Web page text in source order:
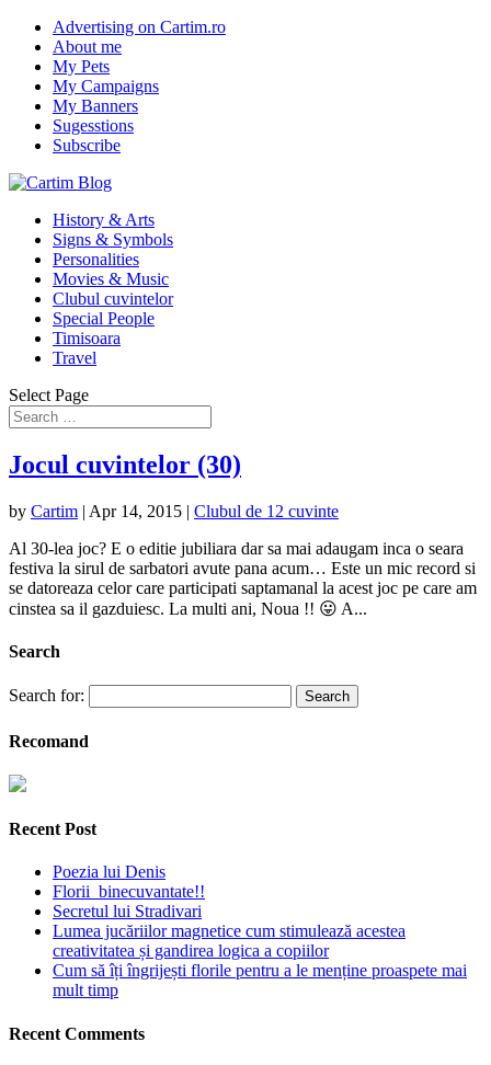
Advertising on Cartim.ro
About me
My Pets
My Campaigns
My Banners
Sugesstions
Subscribe
History & Arts
Signs & Symbols
Personalities
Movies & Music
Clubul cuvintelor
Special People
Timisoara
Travel
Select Page
Jocul cuvintelor (30)
by Cartim | Apr 14, 2015 | Clubul de 12 cuvinte
Al 30-lea joc? E o editie jubiliara dar sa mai adaugam inca o seara
festiva la sirul de sarbatori avute pana acum… Este un mic record si
se datoreaza celor care participati saptamanal la acest joc pe care am
cinstea sa il gazduiesc. La multi ani, Noua !! 😛 A...
Search
Search for:
Recomand
Recent Post
Poezia lui Denis
Florii binecuvantate!!
Secretul lui Stradivari
Lumea jucăriilor magnetice cum stimulează acestea
creativitatea și gandirea logica a copiilor
Cum să îți îngrijești florile pentru a le menține proaspete mai
mult timp
Recent Comments